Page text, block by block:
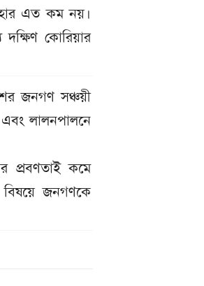
এত কম নয়।
কোরিয়ার
জনগণ সঞ্চয়ী
এবং লালনপালনে
প্রবণতাই কমে
জনগণকে